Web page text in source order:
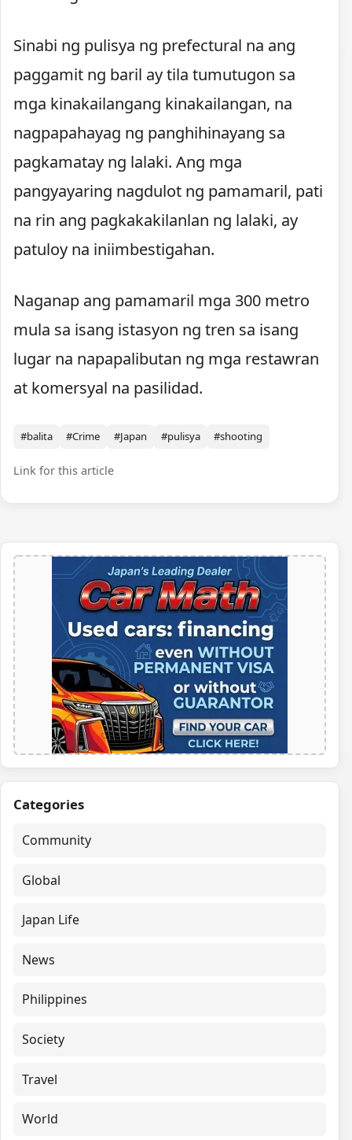
Sinabi ng pulisya ng prefectural na ang
paggamit ng baril ay tila tumutugon sa
mga kinakailangang kinakailangan, na
nagpapahayag ng panghihinayang sa
pagkamatay ng lalaki. Ang mga
pangyayaring nagdulot ng pamamaril, pati
na rin ang pagkakakilanlan ng lalaki, ay
patuloy na iniimbestigahan.
Naganap ang pamamaril mga 300 metro
mula sa isang istasyon ng tren sa isang
lugar na napapalibutan ng mga restawran
at komersyal na pasilidad.
#balita #Crime #Japan #pulisya #shooting
Link for this article
Categories
Community
Global
Japan Life
News
Philippines
Society
Travel
World